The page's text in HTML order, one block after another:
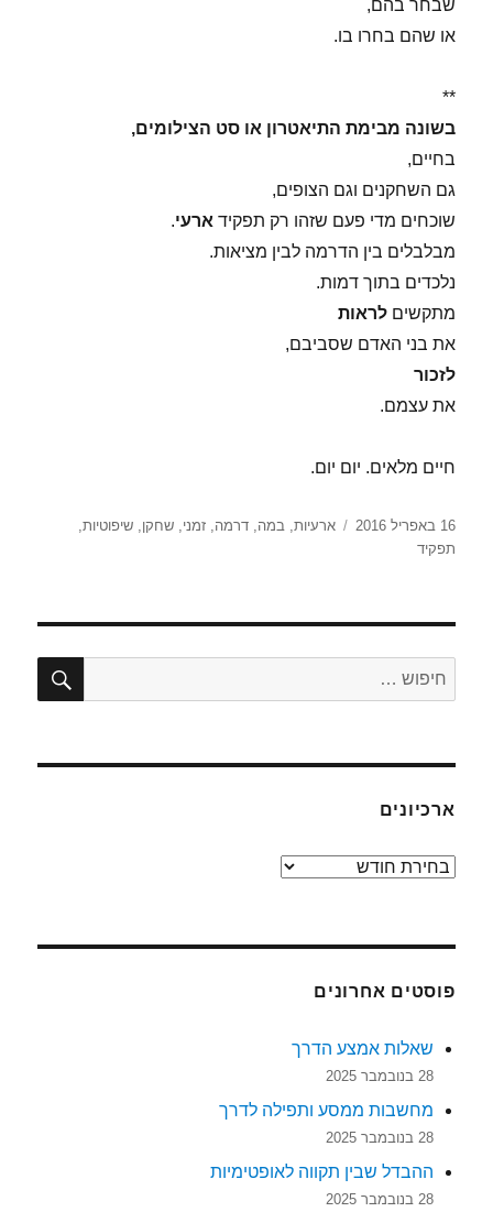
שבחר בהם,
או שהם בחרו בו.
**
בשונה מבימת התיאטרון או סט הצילומים,
בחיים,
גם השחקנים וגם הצופים,
שוכחים מדי פעם שזהו רק תפקיד ארעי.
מבלבלים בין הדרמה לבין מציאות.
נלכדים בתוך דמות.
מתקשיםלראות
את בני האדם שסביבם,
לזכור
את עצמם.
חיים מלאים. יום יום.
פורסם
בתאריך
16 באפריל 2016 תגיות
ארעיות,במה,דרמה,זמני,שחקן,שיפוטיות,
תפקיד
חפש:
ארכיונים
ארכיונים
פוסטים אחרונים
שאלות אמצע הדרך
28 בנובמבר 2025
מחשבות ממסע ותפילה לדרך
28 בנובמבר 2025
ההבדל שבין תקווה לאופטימיות
28 בנובמבר 2025